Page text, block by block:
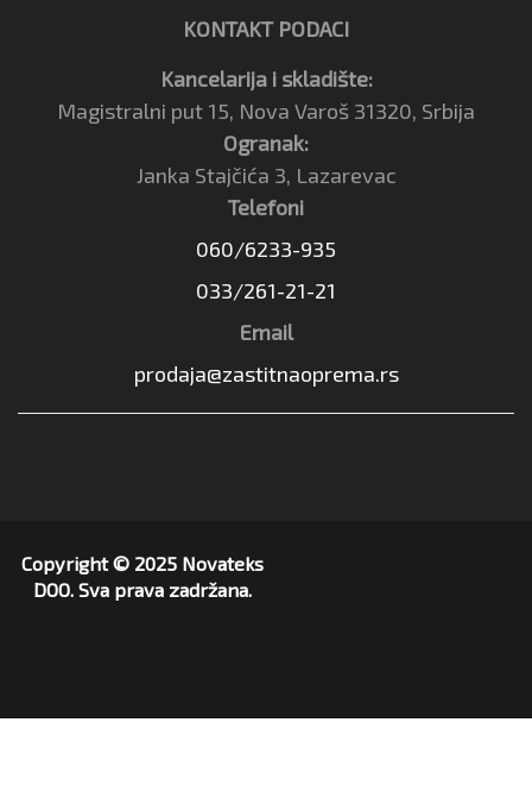
KONTAKT PODACI
Kancelarija i skladište:
Magistralni put 15, Nova Varoš 31320, Srbija
Ogranak:
Janka Stajčića 3, Lazarevac
Telefoni
060/6233-935
033/261-21-21
Email
prodaja@zastitnaoprema.rs
Copyright © 2025 Novateks
DOO. Sva prava zadržana.